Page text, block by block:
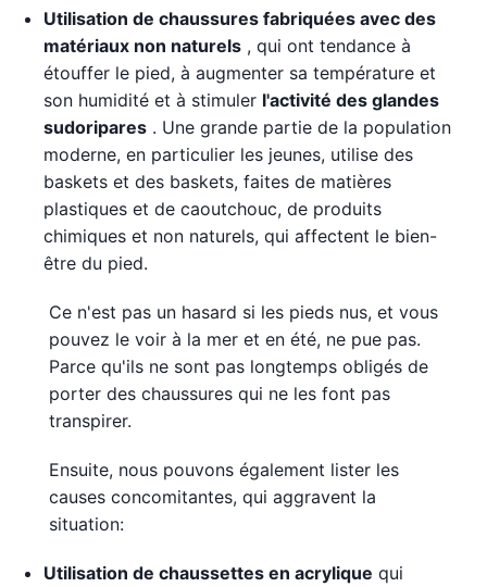
Utilisation de chaussures fabriquées avec des
matériaux non naturels , qui ont tendance à
étouffer le pied, à augmenter sa température et
son humidité et à stimuler l'activité des glandes
sudoripares . Une grande partie de la population
moderne, en particulier les jeunes, utilise des
baskets et des baskets, faites de matières
plastiques et de caoutchouc, de produits
chimiques et non naturels, qui affectent le bien-
être du pied.
Ce n'est pas un hasard si les pieds nus, et vous
pouvez le voir à la mer et en été, ne pue pas.
Parce qu'ils ne sont pas longtemps obligés de
porter des chaussures qui ne les font pas
transpirer.
Ensuite, nous pouvons également lister les
causes concomitantes, qui aggravent la
situation:
Utilisation de chaussettes en acrylique qui